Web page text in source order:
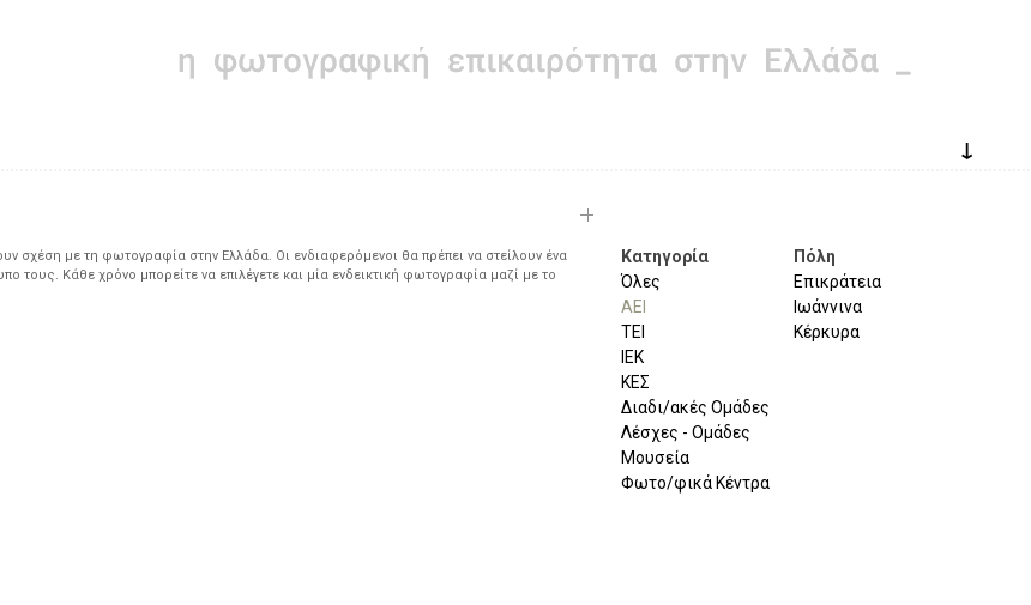
↓
με τη φωτογραφία στην Ελλάδα. Οι ενδιαφερόμενοι θα πρέπει να στείλουν ένα
τους. Κάθε χρόνο μπορείτε να επιλέγετε και μία ενδεικτική φωτογραφία μαζί με το
Κατηγορία
Όλες
ΑΕΙ
ΤΕΙ
ΙΕΚ
ΚΕΣ
Διαδι/ακές Ομάδες
Λέσχες - Ομάδες
Μουσεία
Φωτο/φικά Κέντρα
Πόλη
Επικράτεια
Ιωάννινα
Κέρκυρα